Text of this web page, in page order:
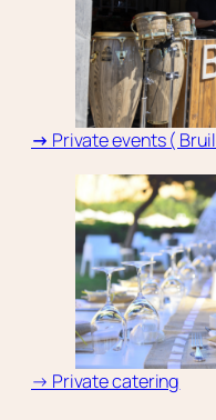
→ Private events (
→ Private catering